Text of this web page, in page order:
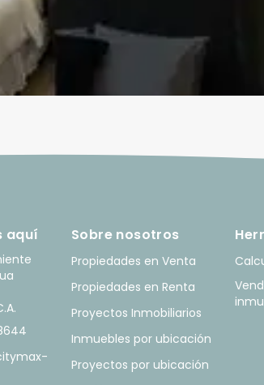
aquí Sobre nosotros
Propiedades en Venta
Propiedades en Renta
Proyectos Inmobiliarios
Inmuebles por ubicación
Proyectos por ubicación